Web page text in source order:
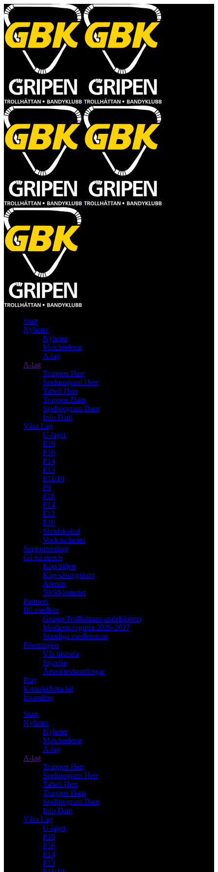
Start
Nyheter
Nyheter
Matchreferat
A-lag
A-lag
Truppen Herr
Spelprogram Herr
Tabell Herr
Truppen Dam
Spelprogram Dam
Info Dam
Våra Lag
U-laget
P19
P16
P14
P13
P11/10
P9
F16
F14
F12
F10
Skridskokul
Veckoschema
Supportershop
Gå på match
Köp biljett
Köp säsongskort
Arenan
50/50-lotteriet
Partners
Bli medlem
Gripen Trollhättans andelslotteri
Medlemsavgifter 2026-2027
Ständiga medlemmar
Föreningen
Vår historia
Styrelse
Årsmöteshandlingar
Play
Kontakt/hitta hit
Insamling
Start
Nyheter
Nyheter
Matchreferat
A-lag
A-lag
Truppen Herr
Spelprogram Herr
Tabell Herr
Truppen Dam
Spelprogram Dam
Info Dam
Våra Lag
U-laget
P19
P16
P14
P13